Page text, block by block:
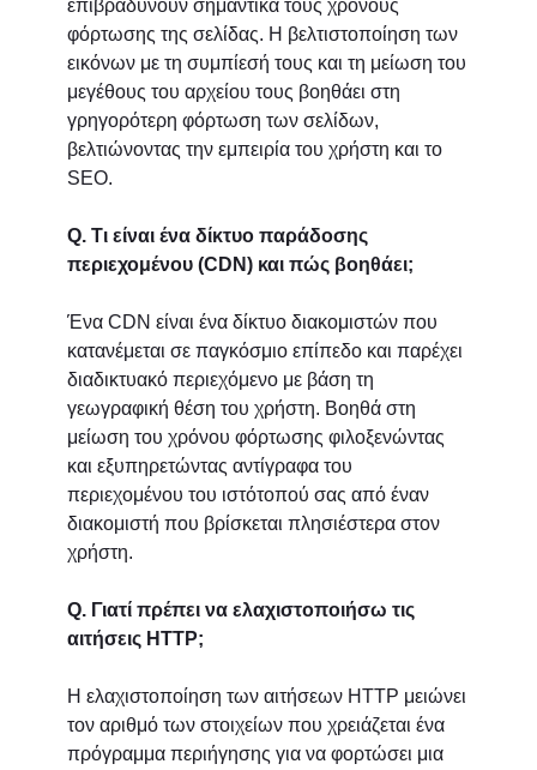
επιβραδύνουν σημαντικά τους χρόνους
φόρτωσης της σελίδας. Η βελτιστοποίηση των
εικόνων με τη συμπίεσή τους και τη μείωση του
μεγέθους του αρχείου τους βοηθάει στη
γρηγορότερη φόρτωση των σελίδων,
βελτιώνοντας την εμπειρία του χρήστη και το
SEO.
Q. Τι είναι ένα δίκτυο παράδοσης
περιεχομένου (CDN) και πώς βοηθάει;
Ένα CDN είναι ένα δίκτυο διακομιστών που
κατανέμεται σε παγκόσμιο επίπεδο και παρέχει
διαδικτυακό περιεχόμενο με βάση τη
γεωγραφική θέση του χρήστη. Βοηθά στη
μείωση του χρόνου φόρτωσης φιλοξενώντας
και εξυπηρετώντας αντίγραφα του
περιεχομένου του ιστότοπού σας από έναν
διακομιστή που βρίσκεται πλησιέστερα στον
χρήστη.
Q. Γιατί πρέπει να ελαχιστοποιήσω τις
αιτήσεις HTTP;
Η ελαχιστοποίηση των αιτήσεων HTTP μειώνει
τον αριθμό των στοιχείων που χρειάζεται ένα
πρόγραμμα περιήγησης για να φορτώσει μια